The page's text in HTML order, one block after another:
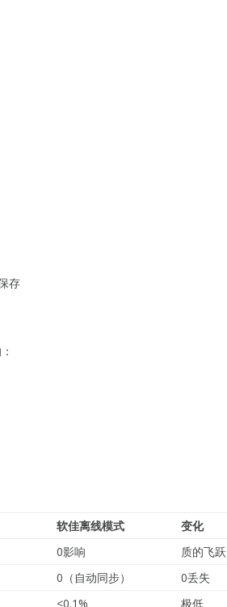
存
软佳离线模式
变化
0影响
质的飞跃
0（自动同步）
0丢失
<0.1% 极低